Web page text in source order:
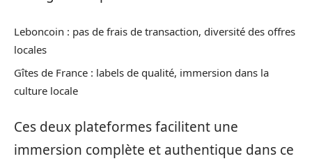
Leboncoin : pas de frais de transaction, diversité des offres
locales
Gîtes de France : labels de qualité, immersion dans la
culture locale
Ces deux plateformes facilitent une
immersion complète et authentique dans ce